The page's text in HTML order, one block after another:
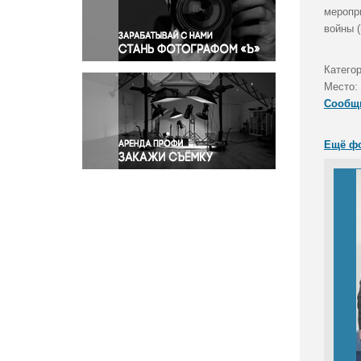
Правосудие
Происшествия и конфликты
Религия
Светская жизнь
Спорт
Экология
Экономика и бизнес
войны
Место:
Ещё